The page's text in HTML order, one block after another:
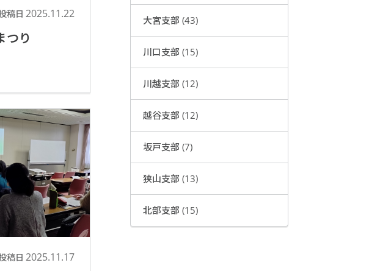
稿日 2025.11.22
つり
稿日 2025.11.17
大宮支部 (43)
川口支部 (15)
川越支部 (12)
越谷支部 (12)
坂戸支部 (7)
狭山支部 (13)
北部支部 (15)